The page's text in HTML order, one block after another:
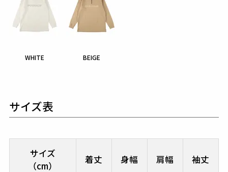
WHITE BEIGE
サイズ表
サイズ
（cm）
着丈 身幅 肩幅 袖丈